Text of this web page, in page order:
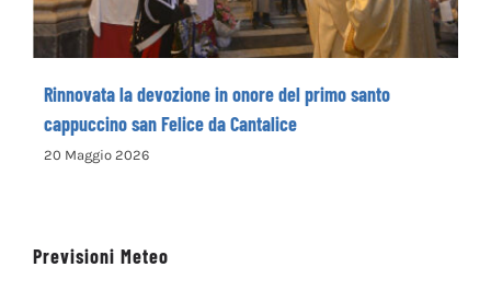
Rinnovata la devozione in onore del primo santo
cappuccino san Felice da Cantalice
20 Maggio 2026
Previsioni Meteo